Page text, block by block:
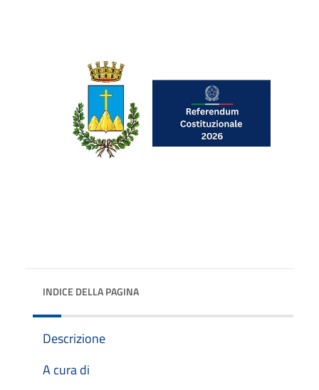
INDICE DELLA PAGINA
Descrizione
A cura di